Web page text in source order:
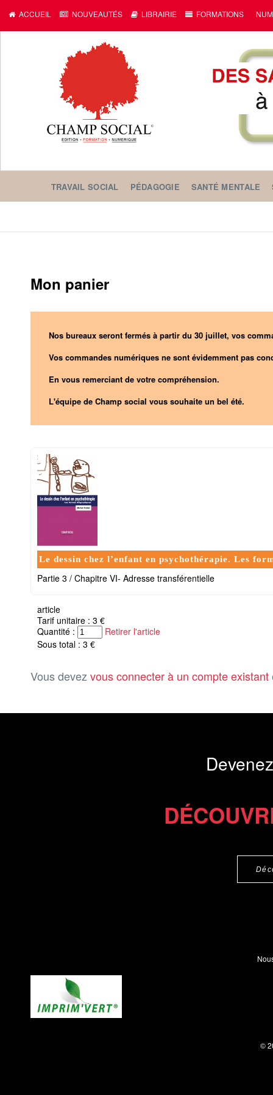
ACCUEIL NOUVEAUTÉS LIBRAIRIE FORMATIONS
TRAVAIL SOCIAL PÉDAGOGIE SANTÉ MENTALE
Mon panier
Nos bureaux seront fermés à partir du 30 juillet, vos
Vos commandes numériques ne sont évidemment pas
En vous remerciant de votre compréhension.
L'équipe de Champ social vous souhaite un bel été.
Le dessin chez l’enfant en psychothérapie. Les
Partie 3 / Chapitre VI- Adresse transférentielle
article
Tarif unitaire : 3 €
Quantité :
Retirer l'article
Sous total : 3 €
Vous devez vous connecter à un compte existant
©